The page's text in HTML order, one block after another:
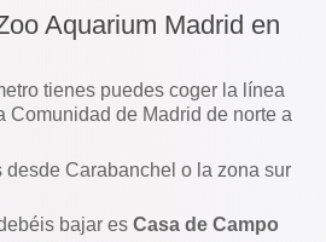
Aquarium Madrid en
tienes puedes coger la línea
Comunidad de Madrid de norte a
desde Carabanchel o la zona sur
bajar es Casa de Campo